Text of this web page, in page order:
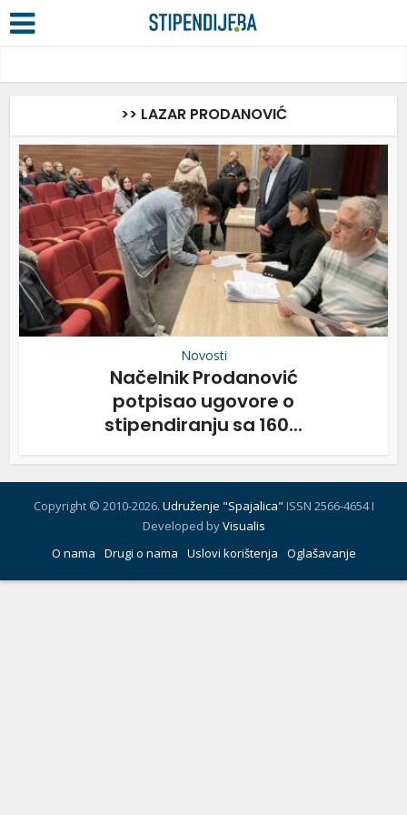
>> LAZAR PRODANOVIĆ
Novosti
Načelnik Prodanović
potpisao ugovore o
stipendiranju sa 160...
Copyright © 2010-2026. Udruženje "Spajalica" ISSN 2566-4654 I
Developed byVisualis
O nama
Drugi o nama Uslovi korištenja Oglašavanje